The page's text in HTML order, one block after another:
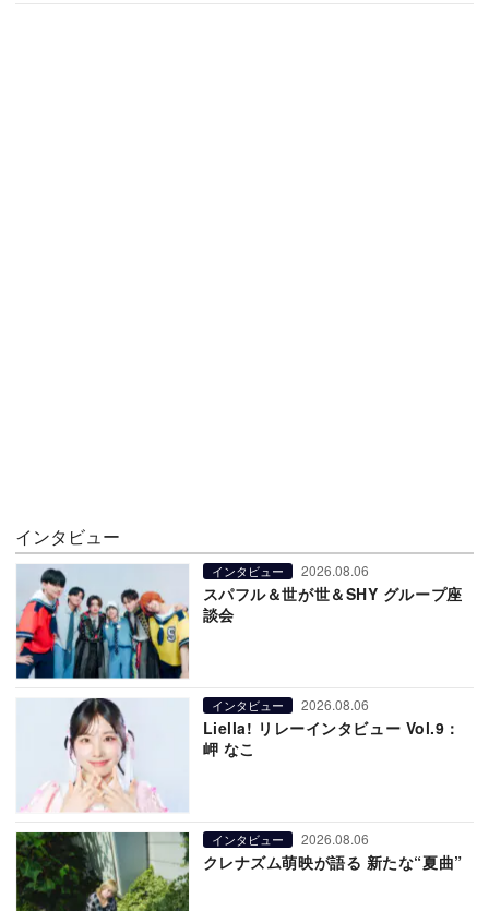
インタビュー
インタビュー 2026.08.06
スパフル＆世が世＆SHY グループ座
談会
インタビュー 2026.08.06
Liella! リレーインタビュー Vol.9：
岬 なこ
インタビュー 2026.08.06
クレナズム萌映が語る 新たな“夏曲”